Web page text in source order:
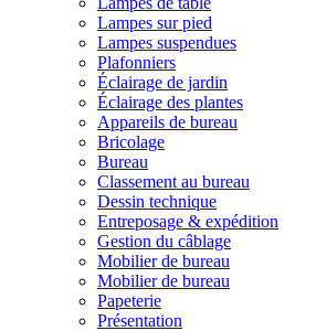
Lampes sur pied
Lampes suspendues
Plafonniers
Éclairage de jardin
Éclairage des plantes
Appareils de bureau
Bricolage
Bureau
Classement au bureau
Dessin technique
Entreposage & expédition
Gestion du câblage
Mobilier de bureau
Mobilier de bureau
Papeterie
Présentation